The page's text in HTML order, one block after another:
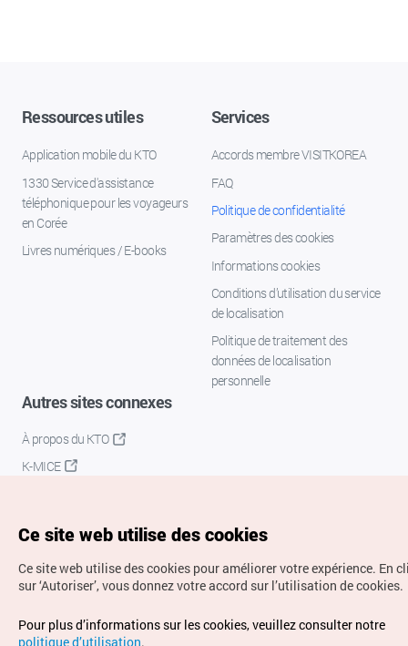
Ressources utiles
Application mobile du KTO
1330 Service d'assistance
téléphonique pour les voyageurs
en Corée
Livres numériques / E-books
Services
Accords membre VISITKOREA
FAQ
Politique de confidentialité
Paramètres des cookies
Informations cookies
Conditions d’utilisation du service
de localisation
Politique de traitement des
données de localisation
personnelle
Autres sites connexes
À propos du KTO
K-MICE
Droits d’auteur (c) Office National du Tourisme en Corée.
Tous droits réservés.
Ce site web utilise des cookies
Ce site web utilise des cookies pour améliorer votre expérience. En
sur ‘Autoriser’, vous donnez votre accord sur l’utilisation de cookies.
Pour plus d’informations sur les cookies, veuillez consulter notre
politique d’utilisation.